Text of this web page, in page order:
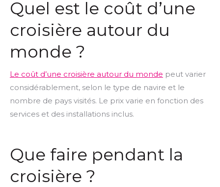
Quel est le coût d’une
croisière autour du
monde ?
Le coût d’une croisière autour du monde peut varier
considérablement, selon le type de navire et le
nombre de pays visités. Le prix varie en fonction des
services et des installations inclus.
Que faire pendant la
croisière ?